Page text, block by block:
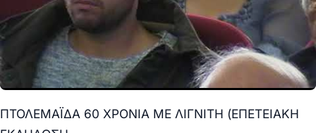
ΠΤΟΛΕΜΑΪΔΑ 60 ΧΡΟΝΙΑ ΜΕ ΛΙΓΝΙΤΗ (ΕΠΕΤΕΙΑΚΗ